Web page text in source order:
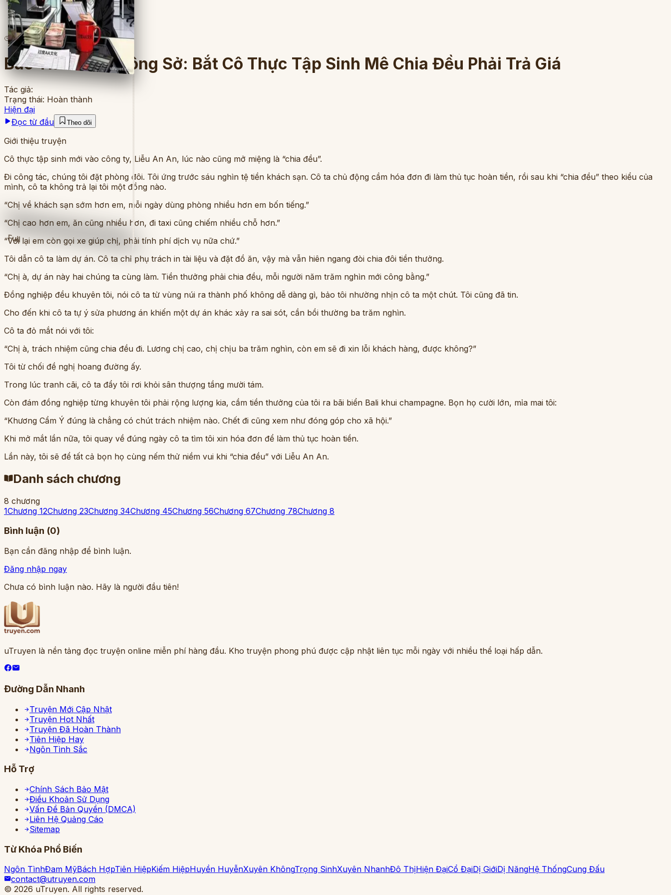
Full
10lượt đọc· 8chương
Báo Thù Chốn Công Sở: Bắt Cô Thực Tập Sinh Mê Chia Đều Phải Trả Giá
Tác giả:
Trạng thái: Hoàn thành
Hiện đại
Đọc từ đầu
Theo dõi
Giới thiệu truyện
Cô thực tập sinh mới vào công ty, Liễu An An, lúc nào cũng mở miệng là “chia đều”.
Đi công tác, chúng tôi đặt phòng đôi. Tôi ứng trước sáu nghìn tệ tiền khách sạn. Cô ta chủ động cầm hóa đơn đi làm thủ tục hoàn tiền, rồi sau khi “chia đều” theo kiểu của
mình, cô ta không trả lại tôi một đồng nào.
“Chị về khách sạn sớm hơn em, mỗi ngày dùng phòng nhiều hơn em bốn tiếng.”
“Chị cao hơn em, ăn cũng nhiều hơn, đi taxi cũng chiếm nhiều chỗ hơn.”
“Với lại em còn gọi xe giúp chị, phải tính phí dịch vụ nữa chứ.”
Tôi dẫn cô ta làm dự án. Cô ta chỉ phụ trách in tài liệu và đặt đồ ăn, vậy mà vẫn hiên ngang đòi chia đôi tiền thưởng.
“Chị à, dự án này hai chúng ta cùng làm. Tiền thưởng phải chia đều, mỗi người năm trăm nghìn mới công bằng.”
Đồng nghiệp đều khuyên tôi, nói cô ta từ vùng núi ra thành phố không dễ dàng gì, bảo tôi nhường nhịn cô ta một chút. Tôi cũng đã tin.
Cho đến khi cô ta tự ý sửa phương án khiến một dự án khác xảy ra sai sót, cần bồi thường ba trăm nghìn.
Cô ta đỏ mắt nói với tôi:
“Chị à, trách nhiệm cũng chia đều đi. Lương chị cao, chị chịu ba trăm nghìn, còn em sẽ đi xin lỗi khách hàng, được không?”
Tôi từ chối đề nghị hoang đường ấy.
Trong lúc tranh cãi, cô ta đẩy tôi rơi khỏi sân thượng tầng mười tám.
Còn đám đồng nghiệp từng khuyên tôi phải rộng lượng kia, cầm tiền thưởng của tôi ra bãi biển Bali khui champagne. Bọn họ cười lớn, mỉa mai tôi:
“Khương Cẩm Ý đúng là chẳng có chút trách nhiệm nào. Chết đi cũng xem như đóng góp cho xã hội.”
Khi mở mắt lần nữa, tôi quay về đúng ngày cô ta tìm tôi xin hóa đơn để làm thủ tục hoàn tiền.
Lần này, tôi sẽ để tất cả bọn họ cùng nếm thử niềm vui khi “chia đều” với Liễu An An.
Danh sách chương
8 chương
1Chương 12Chương 23Chương 34Chương 45Chương 56Chương 67Chương 78Chương 8
Bình luận (0)
Bạn cần đăng nhập để bình luận.
Đăng nhập ngay
Chưa có bình luận nào. Hãy là người đầu tiên!
uTruyen là nền tảng đọc truyện online miễn phí hàng đầu. Kho truyện phong phú được cập nhật liên tục mỗi ngày với nhiều thể loại hấp dẫn.
Đường Dẫn Nhanh
Truyện Mới Cập Nhật
Truyện Hot Nhất
Truyện Đã Hoàn Thành
Tiên Hiệp Hay
Ngôn Tình Sắc
Hỗ Trợ
Chính Sách Bảo Mật
Điều Khoản Sử Dụng
Vấn Đề Bản Quyền (DMCA)
Liên Hệ Quảng Cáo
Sitemap
Từ Khóa Phổ Biến
Ngôn TìnhĐam MỹBách HợpTiên HiệpKiếm HiệpHuyền HuyễnXuyên KhôngTrọng SinhXuyên NhanhĐô ThịHiện ĐạiCổ ĐạiDị GiớiDị NăngHệ ThốngCung Đấu
contact@utruyen.com
© 2026 uTruyen. All rights reserved.